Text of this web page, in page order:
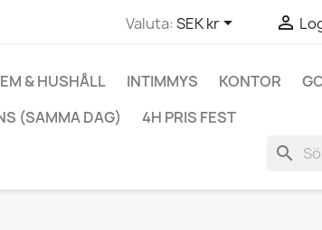
Valuta:SEK kr 
& HUSHÅLL INTIMMYS KONTOR
(SAMMA DAG) 4H PRIS FEST
search